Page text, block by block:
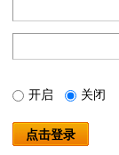
开启 关闭
点击登录